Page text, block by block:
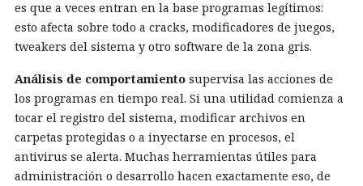
es que a veces entran en la base programas legítimos:
esto afecta sobre todo a cracks, modificadores de juegos,
tweakers del sistema y otro software de la zona gris.
Análisis de comportamiento supervisa las acciones de
los programas en tiempo real. Si una utilidad comienza a
tocar el registro del sistema, modificar archivos en
carpetas protegidas o a inyectarse en procesos, el
antivirus se alerta. Muchas herramientas útiles para
administración o desarrollo hacen exactamente eso, de